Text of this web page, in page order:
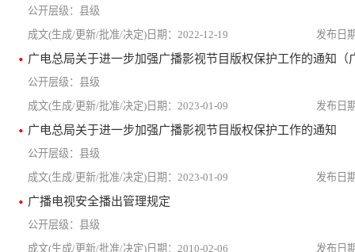
县级
2022-12-19
县级
2023-01-09
广电总局关于进一步加强广播影视节目版权保护工作的通知
县级
2023-01-09
广播电视安全播出管理规定
县级
2010-02-06